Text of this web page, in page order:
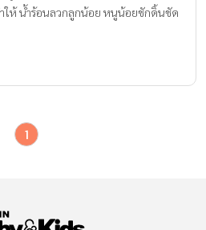
ให้ น้ำร้อนลวกลูกน้อย หนูน้อยชักดิ้นชัด
1